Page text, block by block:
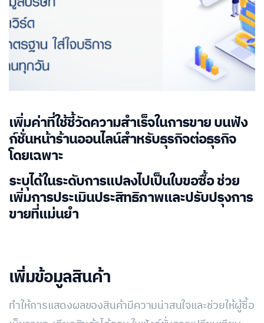
เพิ่มค่าที่ใช้ชี้วัดความสำเร็จในการขาย บนฟัง
ก์ชั่นหน้าร้านออนไลน์สำหรับธุรกิจต่อธุรกิจ
โดยเฉพาะ
ระบุได้ในระดับการแปลงไปเป็นใบขอซื้อ ช่วย
เพิ่มการประเมินประสิทธิภาพและปรับปรุงการ
ขายที่แม่นยำ
เพิ่มข้อมูลสินค้า
ทำให้การแสดงผลของสินค้ามีความน่าสนใจและช่วยให้ผู้ซื้อ